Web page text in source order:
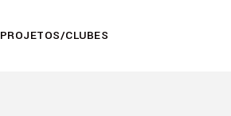
PROJETOS/CLUBES